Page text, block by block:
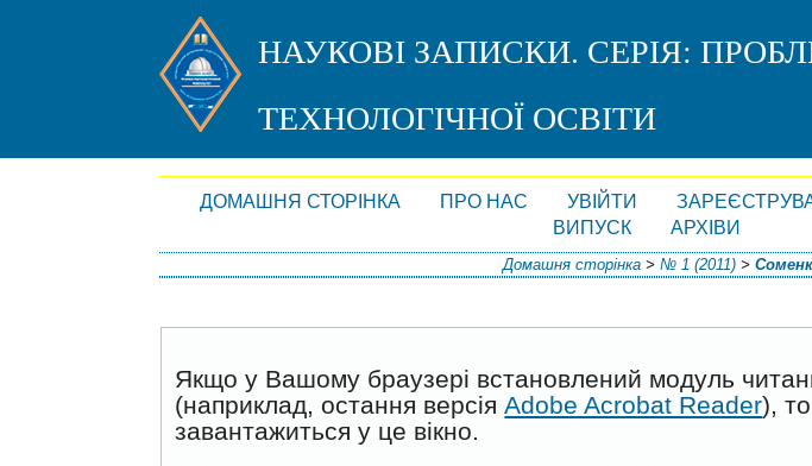
НАУКОВІ ЗАПИСКИ. СЕРІЯ:
ТЕХНОЛОГІЧНОЇ ОСВІТИ
ДОМАШНЯ СТОРІНКА ПРО НАС УВІЙТИ
ВИПУСК
АРХІВИ
Домашня сторінка >№ 1 (2011) >
Якщо у Вашому браузері встановлений модуль
(наприклад, остання версіяAdobe Acrobat Reader),
завантажиться у це вікно.